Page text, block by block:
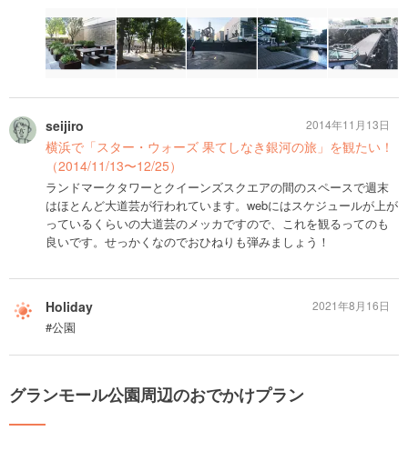
seijiro
横浜で「スター・ウォーズ 果てしなき銀河の旅」を観たい！
（2014/11/13〜12/25）
ランドマークタワーとクイーンズスクエアの間のスペースで週末
はほとんど大道芸が行われています。webにはスケジュールが上が
っているくらいの大道芸のメッカですので、これを観るってのも
良いです。せっかくなのでおひねりも弾みましょう！
2014年11月13日
Holiday
#公園
2021年8月16日
グランモール公園周辺のおでかけプラン